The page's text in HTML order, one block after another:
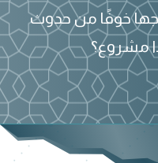
خوفًا من حدوث
مشروع؟